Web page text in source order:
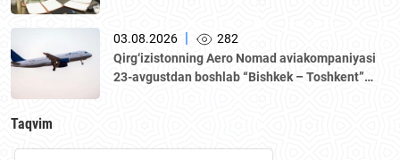
03.08.2026 |
282
Qirg‘izistonning Aero Nomad aviakompaniyasi
23-avgustdan boshlab “Bishkek – Toshkent”
Taqvim